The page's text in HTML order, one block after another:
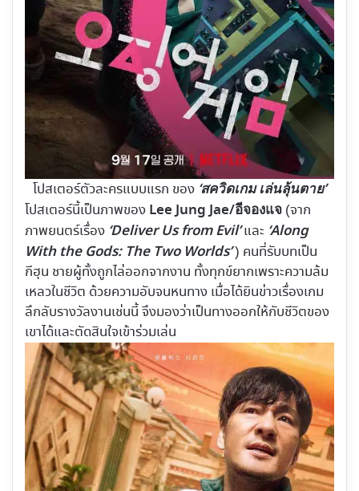
โปสเตอร์ตัวละครแบบแรก ของ ‘สควิดเกม เล่นลุ้นตาย’
โปสเตอร์นี้เป็นภาพของ Lee Jung Jae/อีจองแจ (จาก
ภาพยนตร์เรื่อง ‘Deliver Us from Evil’และ ‘Along
With the Gods: The Two Worlds’) คนที่รับบทเป็น
กีฮุน ชายผู้ทั้งถูกไล่ออกจากงาน ทั้งทุกข์ยากเพราะความล้ม
เหลวในชีวิต ด้วยความอับจนหนทาง เมื่อได้ยินข่าวเรื่องเกม
ลึกลับรางวัลงานเช่นนี้ จึงมองว่าเป็นทางออกให้กับชีวิตของ
เขาได้และตัดสินใจเข้าร่วมเล่น